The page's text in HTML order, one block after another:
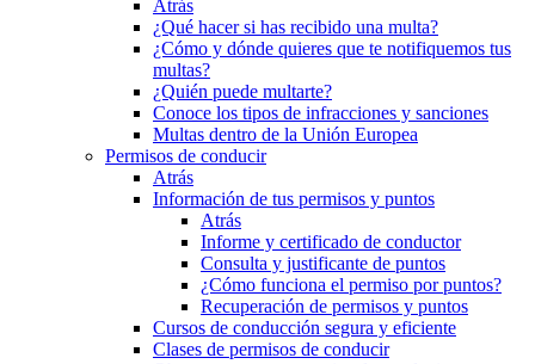
Atrás
¿Qué hacer si has recibido una multa?
¿Cómo y dónde quieres que te notifiquemos tus
multas?
¿Quién puede multarte?
Conoce los tipos de infracciones y sanciones
Multas dentro de la Unión Europea
Permisos de conducir
Atrás
Información de tus permisos y puntos
Atrás
Informe y certificado de conductor
Consulta y justificante de puntos
¿Cómo funciona el permiso por puntos?
Recuperación de permisos y puntos
Cursos de conducción segura y eficiente
Clases de permisos de conducir